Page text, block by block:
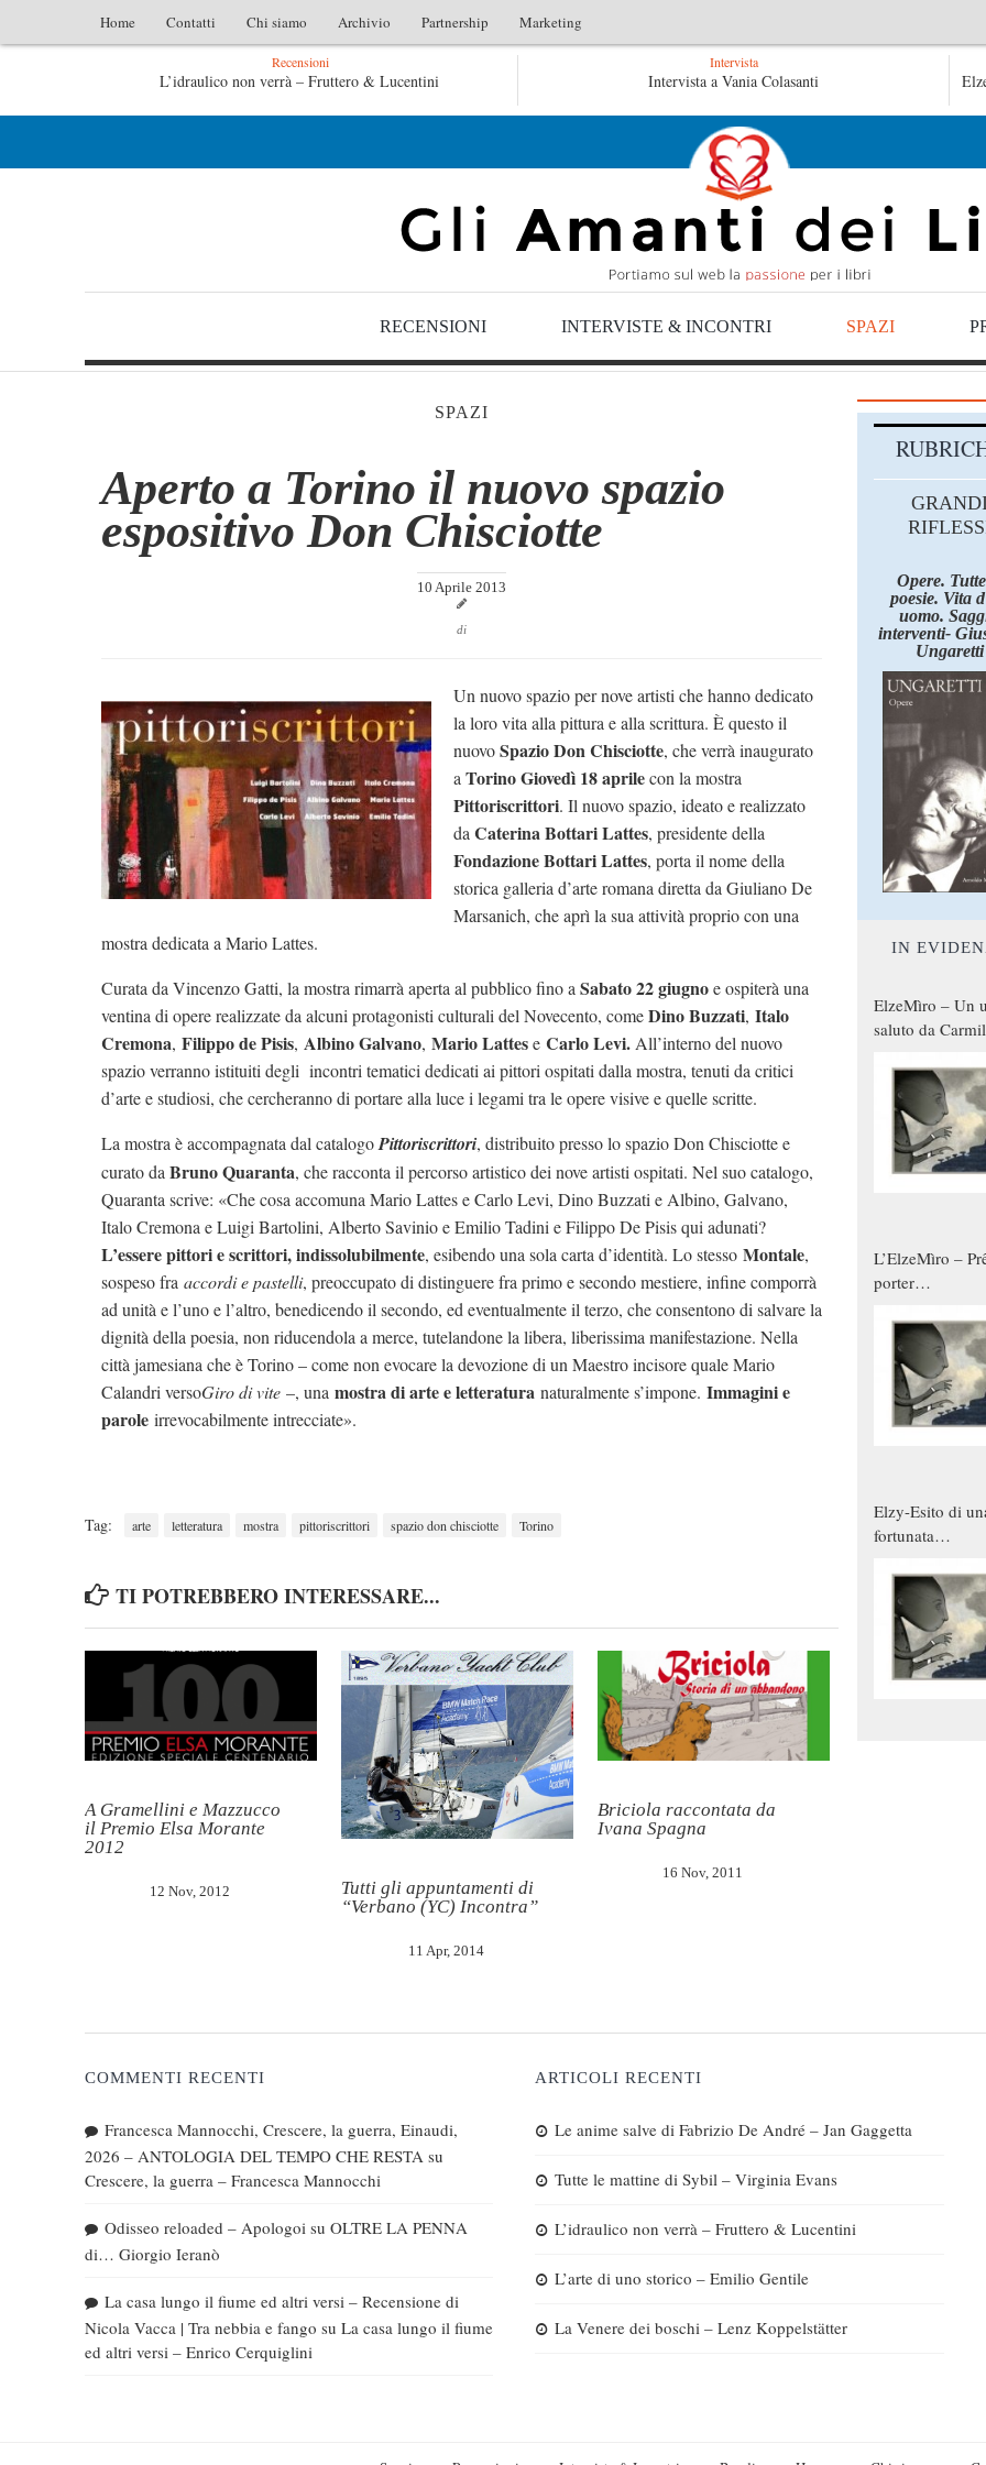
Home Contatti Chi siamo Archivio Partnership Marketing
Recensioni
L’idraulico non verrà – Fruttero & Lucentini Le anime salve di Fabrizio De André – Jan Gaggetta
Intervista
Intervista a Vania Colasanti
RECENSIONI INTERVISTE & INCONTRI SPAZI
SPAZI
Aperto a Torino il nuovo spazio
espositivo Don Chisciotte
10 Aprile 2013
di
Un nuovo spazio per nove artisti che hanno dedicato
la loro vita alla pittura e alla scrittura. È questo il
nuovoSpazio Don Chisciotte, che verrà inaugurato
a TorinoGiovedì 18 aprilecon la mostra
Pittoriscrittori. Il nuovo spazio, ideato e realizzato
da Caterina Bottari Lattes, presidente della
Fondazione Bottari Lattes, porta il nome della
storica galleria d’arte romana diretta da Giuliano De
Marsanich, che aprì la sua attività proprio con una
mostra dedicata a Mario Lattes.
Curata da Vincenzo Gatti, la mostra rimarrà aperta al pubblico fino a Sabato 22 giugnoe ospiterà una
ventina di opere realizzate da alcuni protagonisti culturali del Novecento, comeDino Buzzati, Italo
Cremona, Filippo de Pisis, Albino Galvano, Mario Lattese Carlo Levi. All’interno del nuovo
spazio verranno istituiti degli incontri tematici dedicati ai pittori ospitati dalla mostra, tenuti da critici
d’arte e studiosi, che cercheranno di portare alla luce i legami tra le opere visive e quelle scritte.
La mostra è accompagnata dal catalogoPittoriscrittori, distribuito presso lo spazio Don Chisciotte e
curato da Bruno Quaranta, che racconta il percorso artistico dei nove artisti ospitati. Nel suo catalogo,
Quaranta scrive: «Che cosa accomuna Mario Lattes e Carlo Levi, Dino Buzzati e Albino, Galvano,
Italo Cremona e Luigi Bartolini, Alberto Savinio e Emilio Tadini e Filippo De Pisis qui adunati?
L’essere pittori e scrittori, indissolubilmente, esibendo una sola carta d’identità. Lo stesso Montale,
sospeso fra accordi e pastelli, preoccupato di distinguere fra primo e secondo mestiere, infine comporrà
ad unità e l’uno e l’altro, benedicendo il secondo, ed eventualmente il terzo, che consentono di salvare la
dignità della poesia, non riducendola a merce, tutelandone la libera, liberissima manifestazione. Nella
città jamesiana che è Torino – come non evocare la devozione di un Maestro incisore quale Mario
Calandri versoGiro di vite –, una mostra di arte e letteratura naturalmente s’impone. Immagini e
parole irrevocabilmente intrecciate».
Tag: arte letteratura mostra pittoriscrittori spazio don chisciotte Torino
TI POTREBBERO INTERESSARE...
A Gramellini e Mazzucco
il Premio Elsa Morante
2012
12 Nov, 2012
Tutti gli appuntamenti di
“Verbano (YC) Incontra”
11 Apr, 2014
Briciola raccontata da
Ivana Spagna
16 Nov, 2011
Opere.
poesie. Vita
uomo.
interventi-
Ungaretti
IN
ElzeMìro – Un
saluto da
qualche modo
donne
L’ElzeMìro –
porter
Elzy-Esito di
fortunata
COMMENTI RECENTI
Francesca Mannocchi, Crescere, la guerra, Einaudi,
2026 – ANTOLOGIA DEL TEMPO CHE RESTA su
Crescere, la guerra – Francesca Mannocchi
Odisseo reloaded – Apologoi su OLTRE LA PENNA
di… Giorgio Ieranò
La casa lungo il fiume ed altri versi – Recensione di
Nicola Vacca | Tra nebbia e fango su La casa lungo il fiume
ed altri versi – Enrico Cerquiglini
ARTICOLI RECENTI
Le anime salve di Fabrizio De André – Jan Gaggetta
Tutte le mattine di Sybil – Virginia Evans
L’idraulico non verrà – Fruttero & Lucentini
L’arte di uno storico – Emilio Gentile
La Venere dei boschi – Lenz Koppelstätter